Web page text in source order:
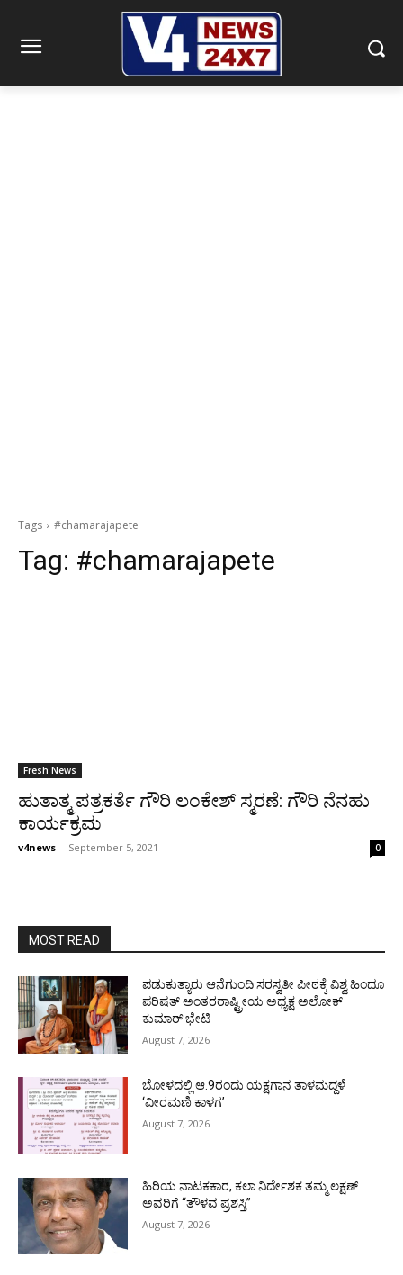
Tags #chamarajapete
Tag: #chamarajapete
Fresh News
ಹುತಾತ್ಮ ಪತ್ರಕರ್ತೆ ಗೌರಿ ಲಂಕೇಶ್ ಸ್ಮರಣೆ: ಗೌರಿ ನೆನಹು
ಕಾರ್ಯಕ್ರಮ
v4news - September 5, 2021 0
MOST READ
ಪಡುಕುತ್ಯಾರು ಆನೆಗುಂದಿ ಸರಸ್ವತೀ ಪೀಠಕ್ಕೆ ವಿಶ್ವ ಹಿಂದೂ
ಪರಿಷತ್ ಅಂತರರಾಷ್ಟ್ರೀಯ ಅಧ್ಯಕ್ಷ ಅಲೋಕ್
ಕುಮಾರ್ ಭೇಟಿ
August 7, 2026
ಬೋಳದಲ್ಲಿ ಆ.9ರಂದು ಯಕ್ಷಗಾನ ತಾಳಮದ್ದಳೆ
‘ವೀರಮಣಿ ಕಾಳಗ’
August 7, 2026
ಹಿರಿಯ ನಾಟಕಕಾರ, ಕಲಾ ನಿರ್ದೇಶಕ ತಮ್ಮ ಲಕ್ಷಣ್
ಅವರಿಗೆ “ತೌಳವ ಪ್ರಶಸ್ತಿ”
August 7, 2026